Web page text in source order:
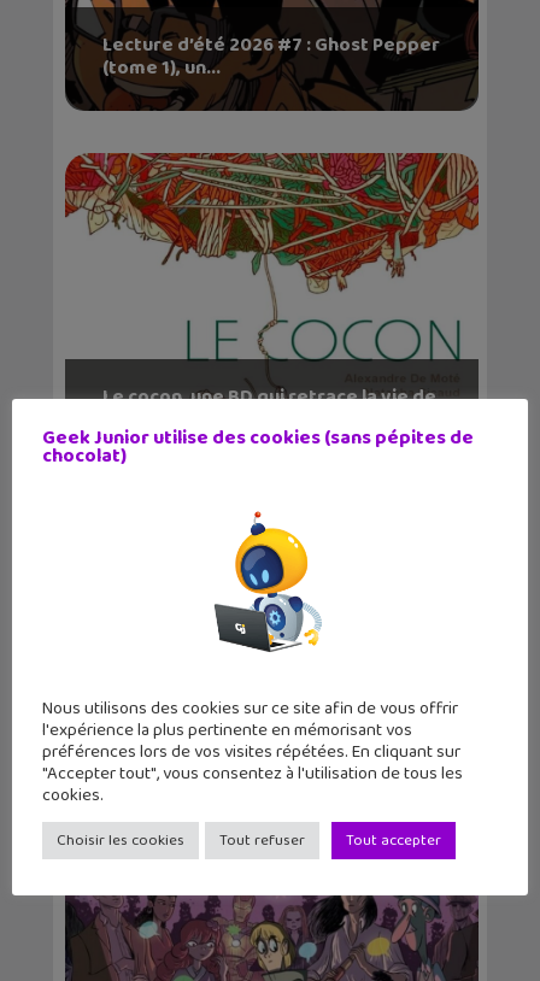
Lecture d’été 2026 #7 : Ghost Pepper
(tome 1), un...
Le cocon, une BD qui retrace la vie de
Sortie BD : Les Voyageurs de la Porte
Dorée, une h...
Geek Junior utilise des cookies (sans pépites de
chocolat)
Nous utilisons des cookies sur ce site afin de vous offrir
l'expérience la plus pertinente en mémorisant vos
préférences lors de vos visites répétées. En cliquant sur
"Accepter tout", vous consentez à l'utilisation de tous les
cookies.
Choisir les cookies Tout refuser Tout accepter